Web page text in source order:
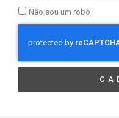
Não sou um robô